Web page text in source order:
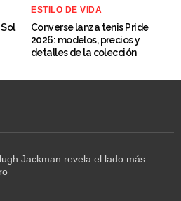
ESTILO DE VIDA
Converse lanza tenis Pride
2026: modelos, precios y
detalles de la colección
Jackman revela el lado más